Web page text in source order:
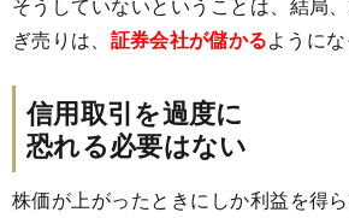
そうしていないということは、結局
ぎ売りは、 証券会社が儲かるように
信用取引を過度に
恐れる必要はない
株価が上がったときにしか利益を得